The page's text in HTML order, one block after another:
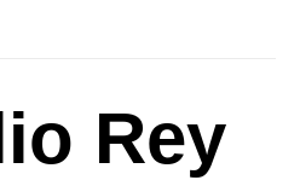
Rey